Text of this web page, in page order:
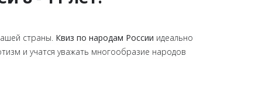
страны. Квиз по народам России идеально
и учатся уважать многообразие народов